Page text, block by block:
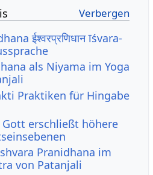
ईश्वरप्रणिधान īśvara-
als Niyama im Yoga
Praktiken für Hingabe
Gott erschließt höhere
Pranidhana im
von Patanjali